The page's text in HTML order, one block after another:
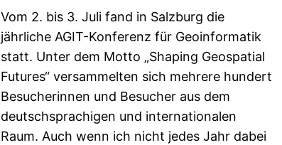
Vom 2. bis 3. Juli fand in Salzburg die
jährliche AGIT-Konferenz für Geoinformatik
statt. Unter dem Motto „Shaping Geospatial
Futures“ versammelten sich mehrere hundert
Besucherinnen und Besucher aus dem
deutschsprachigen und internationalen
Raum. Auch wenn ich nicht jedes Jahr dabei